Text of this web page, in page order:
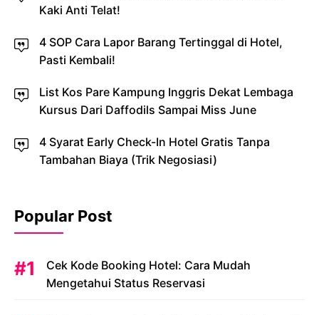
Kaki Anti Telat!
4 SOP Cara Lapor Barang Tertinggal di Hotel,
Pasti Kembali!
List Kos Pare Kampung Inggris Dekat Lembaga
Kursus Dari Daffodils Sampai Miss June
4 Syarat Early Check-In Hotel Gratis Tanpa
Tambahan Biaya (Trik Negosiasi)
Popular Post
Cek Kode Booking Hotel: Cara Mudah
Mengetahui Status Reservasi